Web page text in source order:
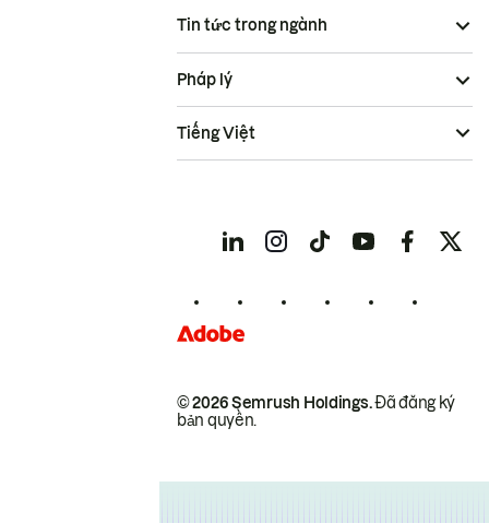
Tin tức trong ngành
© 2026 Semrush Holdings.Đã đăng ký
bản quyền.
Pháp lý
Tiếng Việt